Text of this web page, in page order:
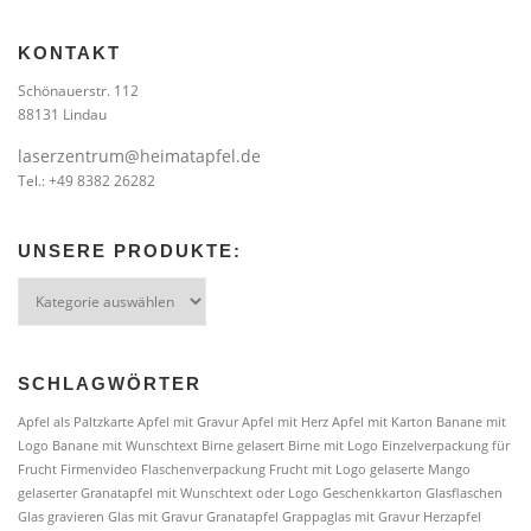
KONTAKT
Schönauerstr. 112
88131 Lindau
laserzentrum@heimatapfel.de
Tel.: +49 8382 26282
UNSERE PRODUKTE:
Produkte:
SCHLAGWÖRTER
Apfel als Paltzkarte Apfel mit Gravur Apfel mit Herz Apfel mit Karton Banane mit
Logo Banane mit Wunschtext Birne gelasert Birne mit Logo Einzelverpackung für
Frucht Firmenvideo Flaschenverpackung Frucht mit Logo gelaserte Mango
gelaserter Granatapfel mit Wunschtext oder Logo Geschenkkarton Glasflaschen
Glas gravieren Glas mit Gravur Granatapfel Grappaglas mit Gravur Herzapfel